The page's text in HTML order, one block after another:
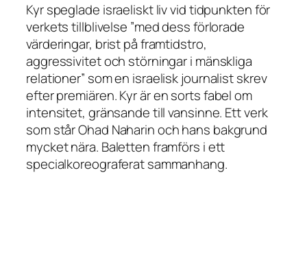
Kyr speglade israeliskt liv vid tidpunkten för
verkets tillblivelse ”med dess förlorade
värderingar, brist på framtidstro,
aggressivitet och störningar i mänskliga
relationer” som en israelisk journalist skrev
efter premiären.Kyrär en sorts fabel om
intensitet, gränsande till vansinne. Ett verk
som står Ohad Naharin och hans bakgrund
mycket nära. Baletten framförs i ett
specialkoreograferat sammanhang.